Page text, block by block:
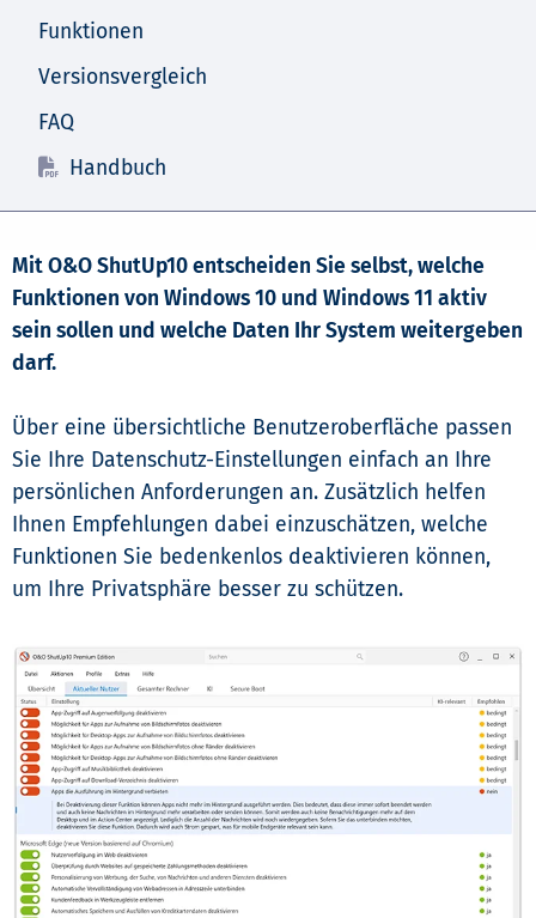
Funktionen
Versionsvergleich
FAQ
Handbuch
Mit O&O ShutUp10 entscheiden Sie selbst, welche
Funktionen von Windows 10 und Windows 11 aktiv
sein sollen und welche Daten Ihr System weitergeben
darf.
Über eine übersichtliche Benutzeroberfläche passen
Sie Ihre Datenschutz-Einstellungen einfach an Ihre
persönlichen Anforderungen an. Zusätzlich helfen
Ihnen Empfehlungen dabei einzuschätzen, welche
Funktionen Sie bedenkenlos deaktivieren können,
um Ihre Privatsphäre besser zu schützen.